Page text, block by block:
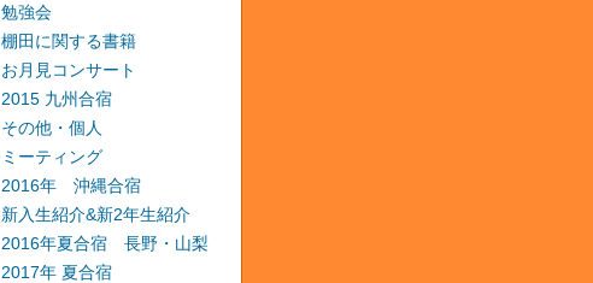
勉強会
棚田に関する書籍
お月見コンサート
2015 九州合宿
その他・個人
ミーティング
2016年 沖縄合宿
新入生紹介&新2年生紹介
2016年夏合宿 長野・山梨
2017年 夏合宿